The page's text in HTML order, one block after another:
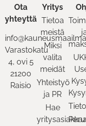
Ota
yhteyttä
Varastokatu
4, ovi 5
21200
Raisio
Yritys
Tietoa
meistä
Miksi
valita
meidät
Yhteistyö
ja PR
Hae